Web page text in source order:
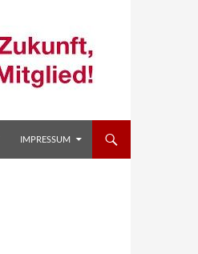
IMPRESSUM